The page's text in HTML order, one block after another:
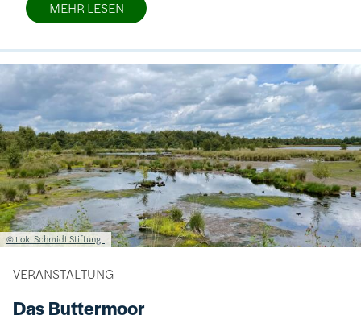
MEHR LESEN
Bild
Lizenzinformationen einschließlich Urheberrecht
© Loki Schmidt Stiftung
VERANSTALTUNG
Das Buttermoor